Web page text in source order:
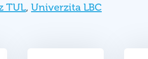
TUL, Univerzita LBC